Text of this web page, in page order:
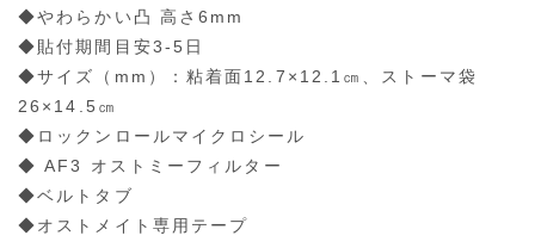
◆やわらかい凸 高さ6mm
◆貼付期間目安3-5日
◆サイズ（mm）：粘着面12.7×12.1㎝、ストーマ袋
26×14.5㎝
◆ロックンロールマイクロシール
◆ AF3 オストミーフィルター
◆ベルトタブ
◆オストメイト専用テープ